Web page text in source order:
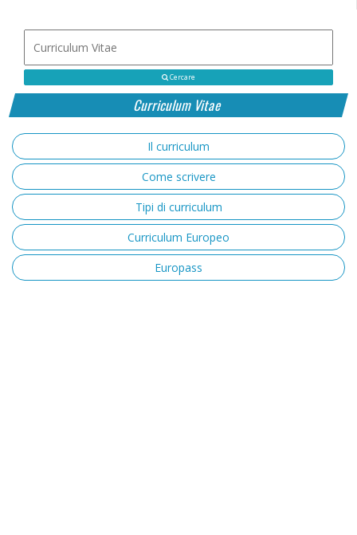
Cercare
Curriculum Vitae
Il curriculum
Come scrivere
Tipi di curriculum
Curriculum Europeo
Europass